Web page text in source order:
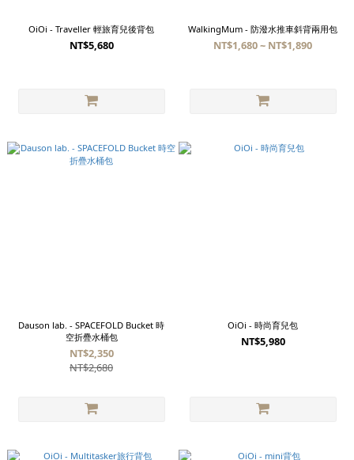
OiOi - Traveller 輕旅育兒後背包
NT$5,680
WalkingMum - 防潑水推車斜背兩用包
NT$1,680 ~ NT$1,890
Dauson lab. - SPACEFOLD Bucket 時
空折疊水桶包
NT$2,350
NT$2,680
OiOi - 時尚育兒包
NT$5,980